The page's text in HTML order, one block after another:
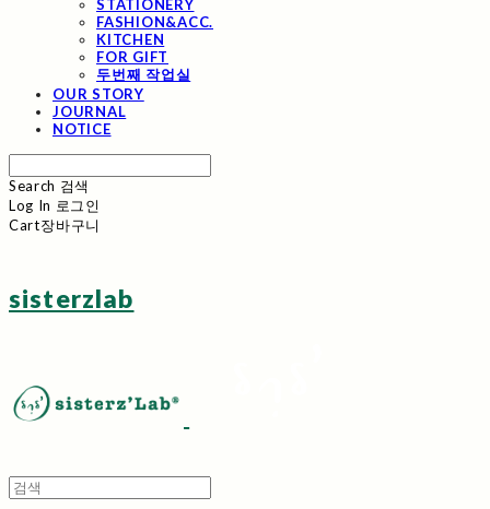
STATIONERY
FASHION&ACC.
KITCHEN
FOR GIFT
두번째 작업실
OUR STORY
JOURNAL
NOTICE
Search 검색
Log In 로그인
Cart장바구니
sisterzlab